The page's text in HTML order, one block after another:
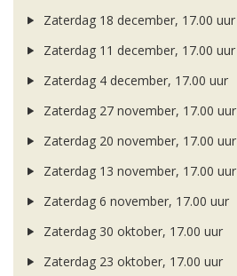
Zaterdag 18 december, 17.00 uur
Zaterdag 11 december, 17.00 uur
Zaterdag 4 december, 17.00 uur
Zaterdag 27 november, 17.00 uur
Zaterdag 20 november, 17.00 uur
Zaterdag 13 november, 17.00 uur
Zaterdag 6 november, 17.00 uur
Zaterdag 30 oktober, 17.00 uur
Zaterdag 23 oktober, 17.00 uur